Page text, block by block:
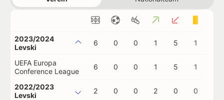
2023/2024
Levski
6 0 0 1 5 1
UEFA Europa
Conference League
6 0 0 1 5 1
2022/2023
Levski
2 0 0 2 0 0